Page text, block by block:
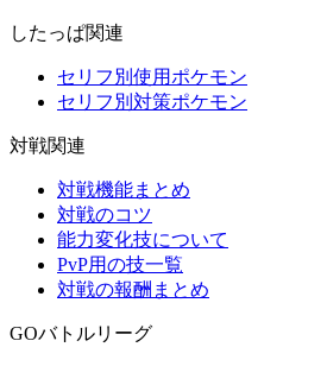
したっぱ関連
セリフ別使用ポケモン
セリフ別対策ポケモン
対戦関連
対戦機能まとめ
対戦のコツ
能力変化技について
PvP用の技一覧
対戦の報酬まとめ
GOバトルリーグ